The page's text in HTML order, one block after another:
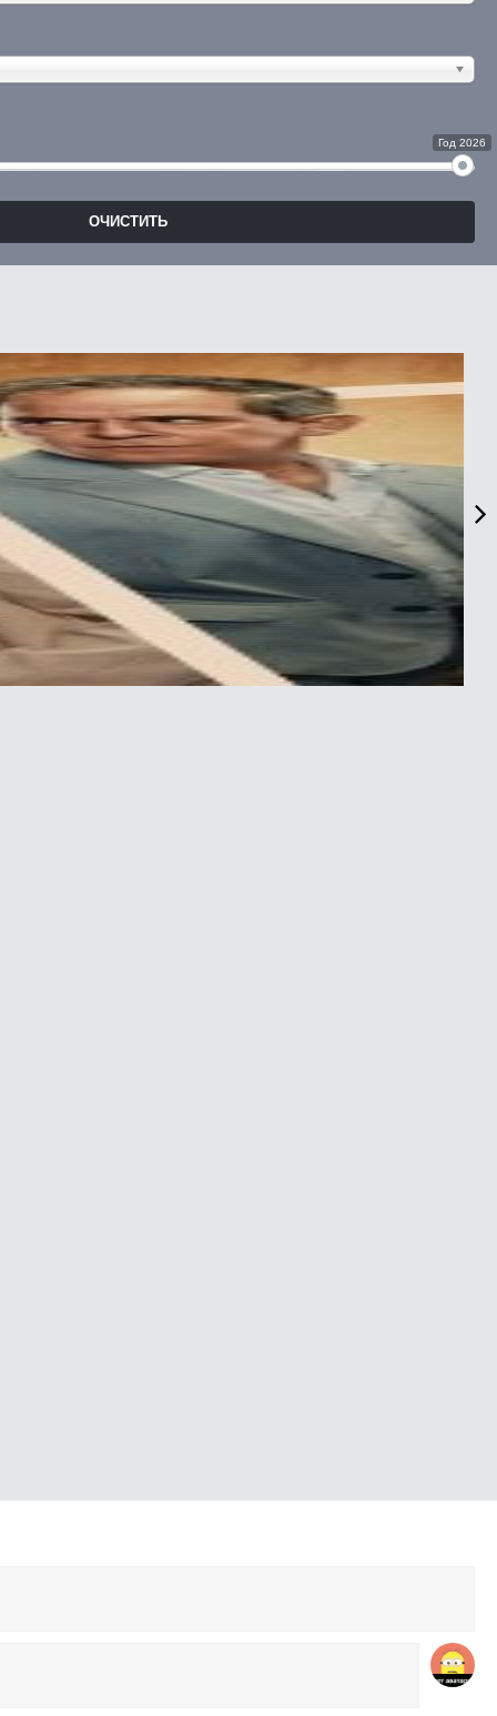
Год 2026